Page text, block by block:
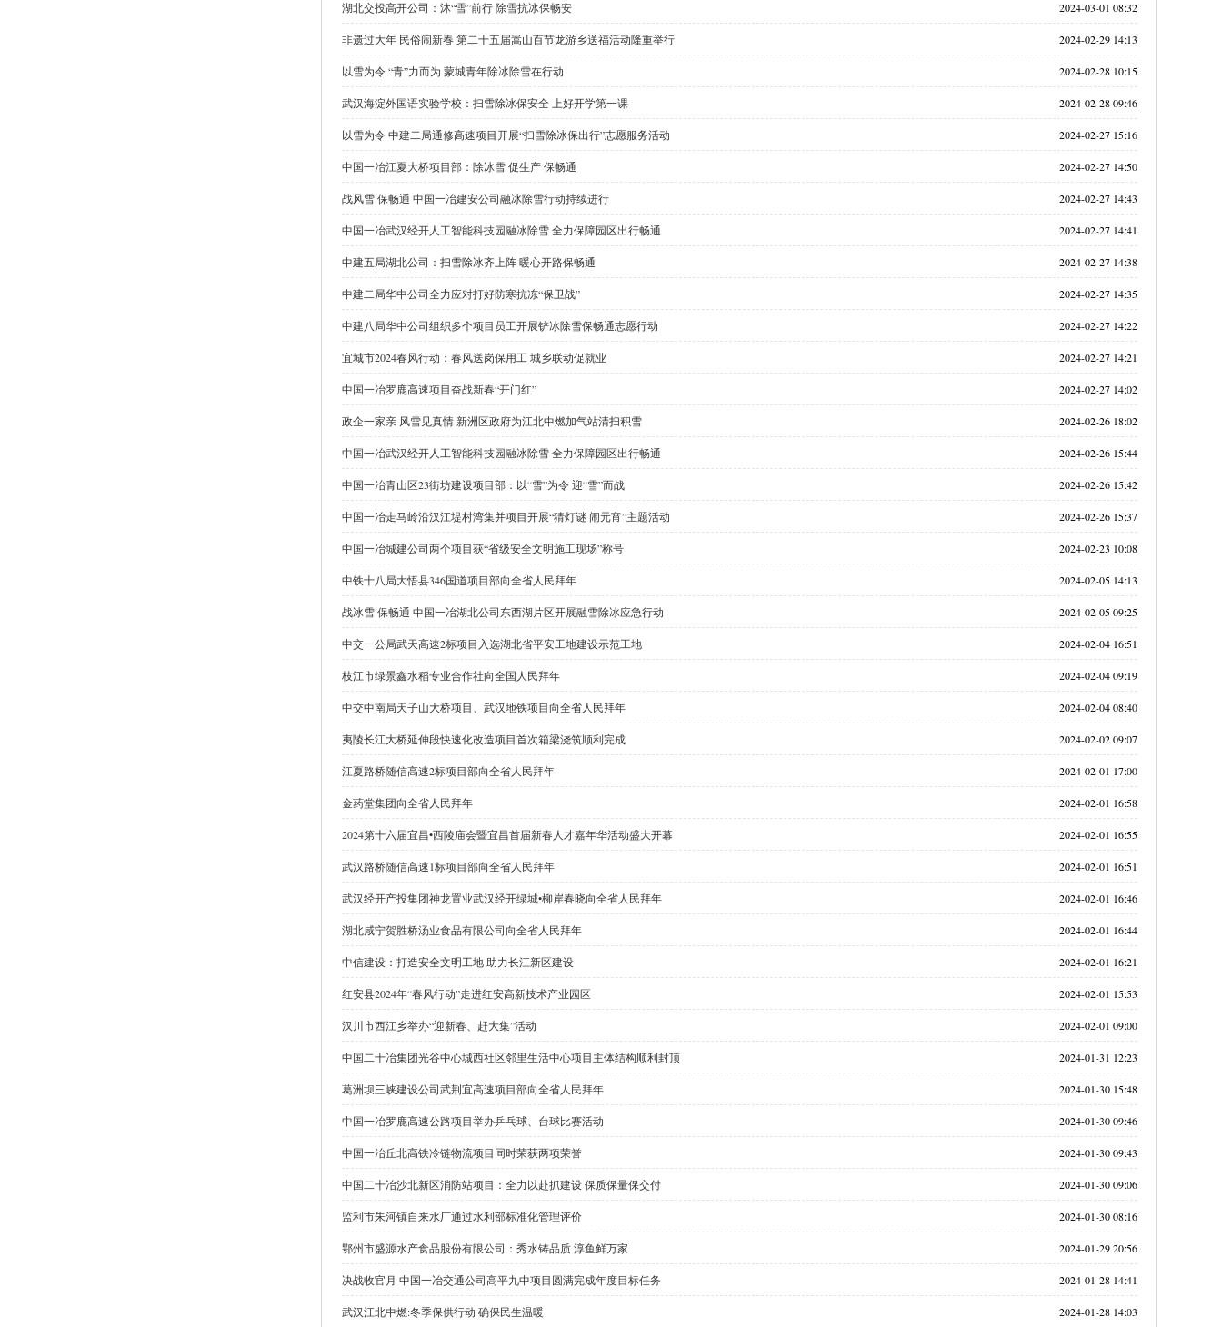
湖北交投高开公司：沐“雪”前行 除雪抗冰保畅安 2024-03-01 08:32
非遗过大年 民俗闹新春 第二十五届嵩山百节龙游乡送福活动隆重举行 2024-02-29 14:13
以雪为令 “青”力而为 蒙城青年除冰除雪在行动 2024-02-28 10:15
武汉海淀外国语实验学校：扫雪除冰保安全 上好开学第一课 2024-02-28 09:46
以雪为令 中建二局通修高速项目开展“扫雪除冰保出行”志愿服务活动 2024-02-27 15:16
中国一冶江夏大桥项目部：除冰雪 促生产 保畅通 2024-02-27 14:50
战风雪 保畅通 中国一冶建安公司融冰除雪行动持续进行 2024-02-27 14:43
中国一冶武汉经开人工智能科技园融冰除雪 全力保障园区出行畅通 2024-02-27 14:41
中建五局湖北公司：扫雪除冰齐上阵 暖心开路保畅通 2024-02-27 14:38
中建二局华中公司全力应对打好防寒抗冻“保卫战” 2024-02-27 14:35
中建八局华中公司组织多个项目员工开展铲冰除雪保畅通志愿行动 2024-02-27 14:22
宜城市2024春风行动：春风送岗保用工 城乡联动促就业 2024-02-27 14:21
中国一冶罗鹿高速项目奋战新春“开门红” 2024-02-27 14:02
政企一家亲 风雪见真情 新洲区政府为江北中燃加气站清扫积雪 2024-02-26 18:02
中国一冶武汉经开人工智能科技园融冰除雪 全力保障园区出行畅通 2024-02-26 15:44
中国一冶青山区23街坊建设项目部：以“雪”为令 迎“雪”而战 2024-02-26 15:42
中国一冶走马岭沿汉江堤村湾集并项目开展“猜灯谜 闹元宵”主题活动 2024-02-26 15:37
中国一冶城建公司两个项目获“省级安全文明施工现场”称号 2024-02-23 10:08
中铁十八局大悟县346国道项目部向全省人民拜年 2024-02-05 14:13
战冰雪 保畅通 中国一冶湖北公司东西湖片区开展融雪除冰应急行动 2024-02-05 09:25
中交一公局武天高速2标项目入选湖北省平安工地建设示范工地 2024-02-04 16:51
枝江市绿景鑫水稻专业合作社向全国人民拜年 2024-02-04 09:19
中交中南局天子山大桥项目、武汉地铁项目向全省人民拜年 2024-02-04 08:40
夷陵长江大桥延伸段快速化改造项目首次箱梁浇筑顺利完成 2024-02-02 09:07
江夏路桥随信高速2标项目部向全省人民拜年 2024-02-01 17:00
金药堂集团向全省人民拜年 2024-02-01 16:58
2024第十六届宜昌•西陵庙会暨宜昌首届新春人才嘉年华活动盛大开幕 2024-02-01 16:55
武汉路桥随信高速1标项目部向全省人民拜年 2024-02-01 16:51
武汉经开产投集团神龙置业武汉经开绿城•柳岸春晓向全省人民拜年 2024-02-01 16:46
湖北咸宁贺胜桥汤业食品有限公司向全省人民拜年 2024-02-01 16:44
中信建设：打造安全文明工地 助力长江新区建设 2024-02-01 16:21
红安县2024年“春风行动”走进红安高新技术产业园区 2024-02-01 15:53
汉川市西江乡举办“迎新春、赶大集”活动 2024-02-01 09:00
中国二十冶集团光谷中心城西社区邻里生活中心项目主体结构顺利封顶 2024-01-31 12:23
葛洲坝三峡建设公司武荆宜高速项目部向全省人民拜年 2024-01-30 15:48
中国一冶罗鹿高速公路项目举办乒乓球、台球比赛活动 2024-01-30 09:46
中国一冶丘北高铁冷链物流项目同时荣获两项荣誉 2024-01-30 09:43
中国二十冶沙北新区消防站项目：全力以赴抓建设 保质保量保交付 2024-01-30 09:06
监利市朱河镇自来水厂通过水利部标准化管理评价 2024-01-30 08:16
鄂州市盛源水产食品股份有限公司：秀水铸品质 淳鱼鲜万家 2024-01-29 20:56
决战收官月 中国一冶交通公司高平九中项目圆满完成年度目标任务 2024-01-28 14:41
武汉江北中燃:冬季保供行动 确保民生温暖 2024-01-28 14:03